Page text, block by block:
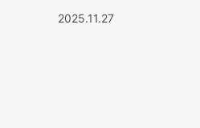
2025.11.27